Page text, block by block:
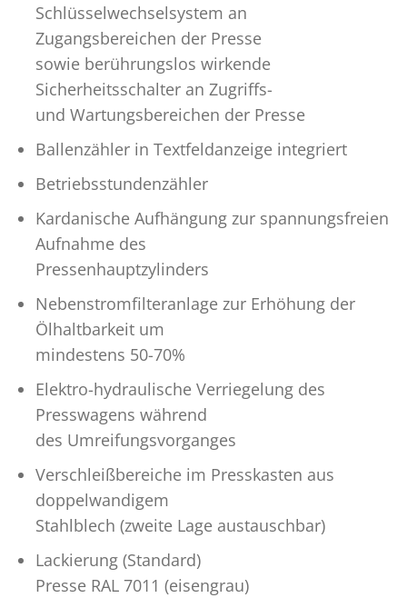
Schlüsselwechselsystem an
Zugangsbereichen der Presse
sowie berührungslos wirkende
Sicherheitsschalter an Zugriffs-
und Wartungsbereichen der Presse
Ballenzähler in Textfeldanzeige integriert
Betriebsstundenzähler
Kardanische Aufhängung zur spannungsfreien
Aufnahme des
Pressenhauptzylinders
Nebenstromfilteranlage zur Erhöhung der
Ölhaltbarkeit um
mindestens 50-70%
Elektro-hydraulische Verriegelung des
Presswagens während
des Umreifungsvorganges
Verschleißbereiche im Presskasten aus
doppelwandigem
Stahlblech (zweite Lage austauschbar)
Lackierung (Standard)
Presse RAL 7011 (eisengrau)